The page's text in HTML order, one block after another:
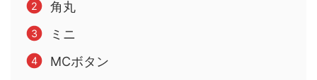
角丸
ミニ
MCボタン